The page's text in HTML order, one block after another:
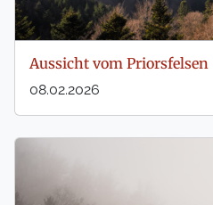
Aussicht vom Priorsfelsen
08.02.2026